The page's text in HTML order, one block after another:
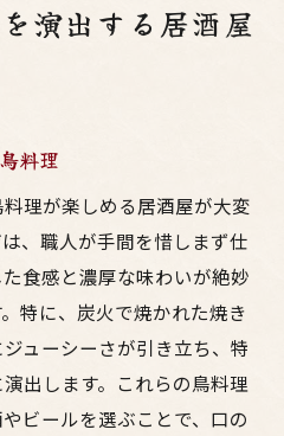
演出する居酒屋
料理
理が楽しめる居酒屋が大変
、職人が手間を惜しまず仕
食感と濃厚な味わいが絶妙
特に、炭火で焼かれた焼き
ューシーさが引き立ち、特
出します。これらの鳥料理
ビールを選ぶことで、口の